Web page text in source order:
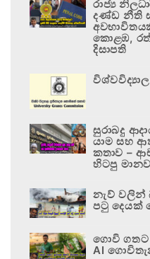
රාජ්‍ය
දණ්ඩ නීති
කොළඹ,
දිසාපති
සුරාබදු
යාම සහ
කතාව –
හිටපු මානව
නැව් වලින්
පටු දෙයක්
ගොවි
AI